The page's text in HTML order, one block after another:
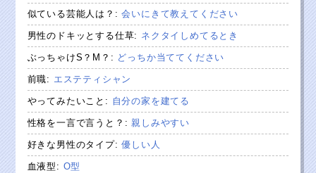
似ている芸能人は？ :会いにきて教えてください
男性のドキッとする仕草: ネクタイしめてるとき
ぶっちゃけS？M？ : どっちか当ててください
前職: エステティシャン
やってみたいこと : 自分の家を建てる
性格を一言で言うと？ :親しみやすい
好きな男性のタイプ:優しい人
血液型 : O型